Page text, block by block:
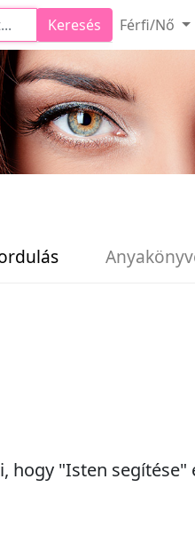
Keresés Férfi/Nő
hogy "Isten segítése"